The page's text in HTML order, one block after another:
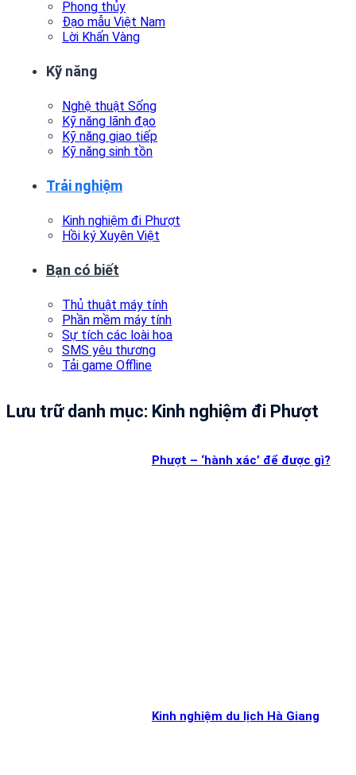
Phong thủy
Đạo mẫu Việt Nam
Lời Khấn Vàng
Kỹ năng
Nghệ thuật Sống
Kỹ năng lãnh đạo
Kỹ năng giao tiếp
Kỹ năng sinh tồn
Trải nghiệm
Kinh nghiệm đi Phượt
Hồi ký Xuyên Việt
Bạn có biết
Thủ thuật máy tính
Phần mềm máy tính
Sự tích các loài hoa
SMS yêu thương
Tải game Offline
Lưu trữ danh mục: Kinh nghiệm đi Phượt
Phượt – ‘hành xác’ để được gì?
Kinh nghiệm du lịch Hà Giang